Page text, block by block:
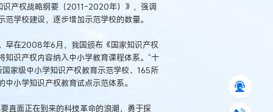
产权战略纲要（2011-2020年）》，强调
学校建设，逐步增加示范学校的数量。
早在2008年6月，我国颁布《国家知识产权
识产权内容纳入中小学教育课程体系。“十
家级中小学知识产权教育示范学校、165所
小学知识产权教育试点示范体系。
直面正在到来的科技革命的浪潮，勇于探